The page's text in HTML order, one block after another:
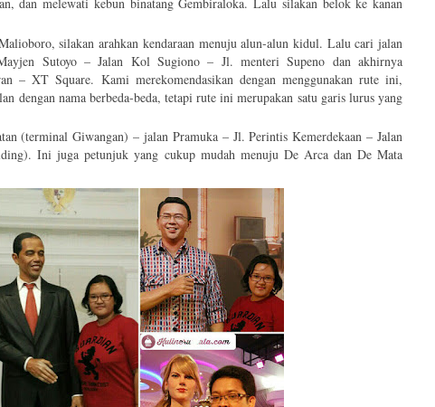
dan melewati kebun binatang Gembiraloka. Lalu silakan belok ke kanan
silakan arahkan kendaraan menuju alun-alun kidul. Lalu cari jalan
Sutoyo – Jalan Kol Sugiono – Jl. menteri Supeno dan akhirnya
– XT Square. Kami merekomendasikan dengan menggunakan rute ini,
dengan nama berbeda-beda, tetapi rute ini merupakan satu garis lurus yang
(terminal Giwangan) – jalan Pramuka – Jl. Perintis Kemerdekaan – Jalan
Ini juga petunjuk yang cukup mudah menuju De Arca dan De Mata